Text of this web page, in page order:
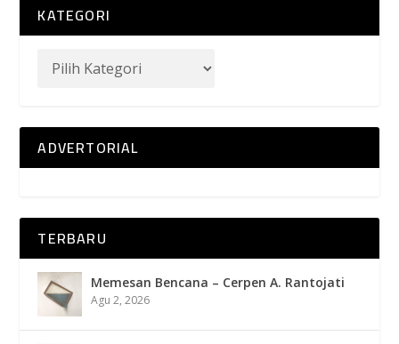
KATEGORI
ADVERTORIAL
TERBARU
Memesan Bencana – Cerpen A. Rantojati
Agu 2, 2026